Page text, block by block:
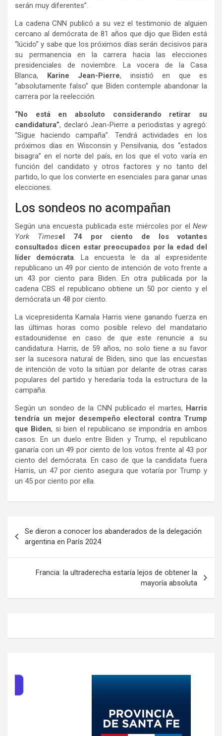
serán muy diferentes”.
La cadena CNN publicó a su vez el testimonio de alguien
cercano al demócrata de 81 años que dijo que Biden está
“lúcido” y sabe que los próximos días serán decisivos para
su permanencia en la carrera hacia las elecciones
presidenciales de noviembre. La vocera de la Casa
Blanca, Karine Jean-Pierre, insistió en que es
“absolutamente falso” que Biden contemple abandonar la
carrera por la reelección.
“No está en absoluto considerando retirar su
candidatura”, declaró Jean-Pierre a periodistas y agregó:
“Sigue haciendo campaña”. Tendrá actividades en los
próximos días en Wisconsin y Pensilvania, dos “estados
bisagra” en el norte del país, en los que el voto varía en
función del candidato y otros factores y no tanto del
partido, lo que los convierte en esenciales para ganar unas
elecciones.
Los sondeos no acompañan
Según una encuesta publicada este miércoles por el New
York Timesel 74 por ciento de los votantes
consultados dicen estar preocupados por la edad del
líder demócrata. La encuesta le da al expresidente
republicano un 49 por ciento de intención de voto frente a
un 43 por ciento para Biden. En otra publicada por la
cadena CBS el republicano obtiene un 50 por ciento y el
demócrata un 48 por ciento.
La vicepresidenta Kamala Harris viene ganando fuerza en
las últimas horas como posible relevo del mandatario
estadounidense en caso de que este renuncie a su
candidatura. Harris, de 59 años, no solo tiene a su favor
ser la sucesora natural de Biden, sino que las encuestas
de intención de voto la sitúan por delante de otras caras
populares del partido y heredaría toda la estructura de la
campaña.
Según un sondeo de la CNN publicado el martes, Harris
tendría un mejor desempeño electoral contra Trump
que Biden, si bien el republicano se impondría en ambos
casos. En un duelo entre Biden y Trump, el republicano
ganaría con un 49 por ciento de los votos frente al 43 por
ciento del demócrata. En caso de que la candidata fuera
Harris, un 47 por ciento asegura que votaría por Trump y
un 45 por ciento por ella.
de
entradas
Se dieron a conocer los abanderados de la delegación
argentina en París 2024
Francia: la ultraderecha estaría lejos de obtener la
mayoría absoluta